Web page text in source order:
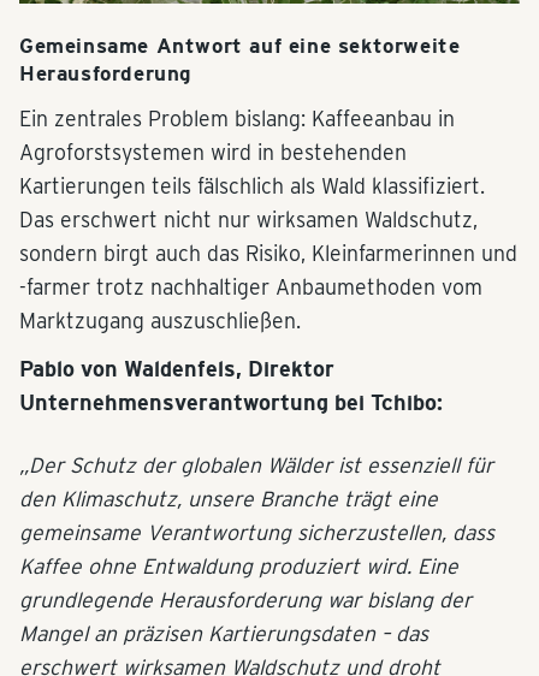
Gemeinsame Antwort auf eine sektorweite
Herausforderung
Ein zentrales Problem bislang: Kaffeeanbau in
Agroforstsystemen wird in bestehenden
Kartierungen teils fälschlich als Wald klassifiziert.
Das erschwert nicht nur wirksamen Waldschutz,
sondern birgt auch das Risiko, Kleinfarmerinnen und
-farmer trotz nachhaltiger Anbaumethoden vom
Marktzugang auszuschließen.
Pablo von Waldenfels, Direktor
Unternehmensverantwortung bei Tchibo:
„Der Schutz der globalen Wälder ist essenziell für
den Klimaschutz, unsere Branche trägt eine
gemeinsame Verantwortung sicherzustellen, dass
Kaffee ohne Entwaldung produziert wird. Eine
grundlegende Herausforderung war bislang der
Mangel an präzisen Kartierungsdaten – das
erschwert wirksamen Waldschutz und droht